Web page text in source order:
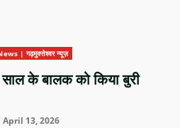
| गढ़मुक्तेश्वर न्यूज़
के बालक को किया बुरी
April 13, 2026